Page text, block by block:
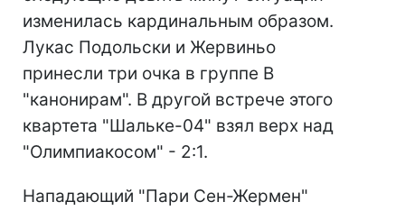
изменилась кардинальным образом.
Лукас Подольски и Жервиньо
принесли три очка в группе В
"канонирам". В другой встрече этого
квартета "Шальке-04" взял верх над
"Олимпиакосом" - 2:1.
Нападающий "Пари Сен-Жермен"